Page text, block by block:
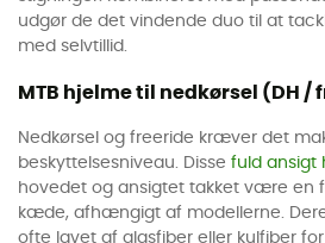
udgør de det vindende duo til at
med selvtillid.
MTB hjelme til nedkørsel (DH /
Nedkørsel og freeride kræver det
beskyttelsesniveau. Disse fuld ansigt
hovedet og ansigtet takket være en
kæde, afhængigt af modellerne.
ofte lavet af glasfiber eller kulfiber